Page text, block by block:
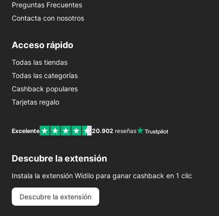
Preguntas Frecuentes
Contacta con nosotros
Acceso rápido
Todas las tiendas
Todas las categorías
Cashback populares
Tarjetas regalo
Excelente 20.902 reseñas
Descubre la extensión
Instala la extensión Widilo para ganar cashback en 1 clic
Descubre la extensión